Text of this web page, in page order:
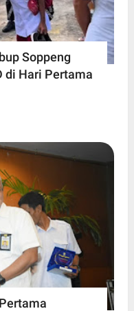
Soppeng
di Hari Pertama